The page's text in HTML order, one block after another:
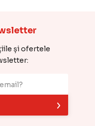
și ofertele